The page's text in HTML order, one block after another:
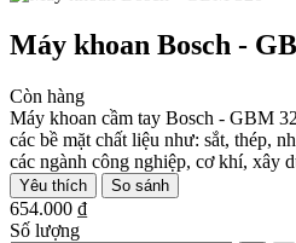
Máy khoan Bosch -
Còn hàng
Máy khoan cầm tay Bosch - GBM
các bề mặt chất liệu như: sắt, thép,
các ngành công nghiệp, cơ khí, xây
Yêu thích So sánh
654.000 ₫
Số lượng